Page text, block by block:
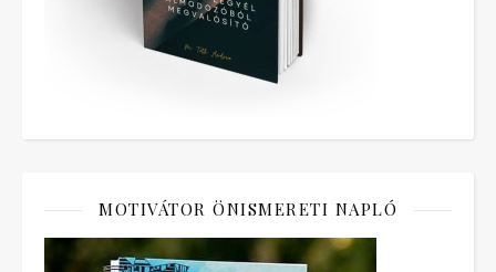
MOTIVÁTOR ÖNISMERETI NAPLÓ